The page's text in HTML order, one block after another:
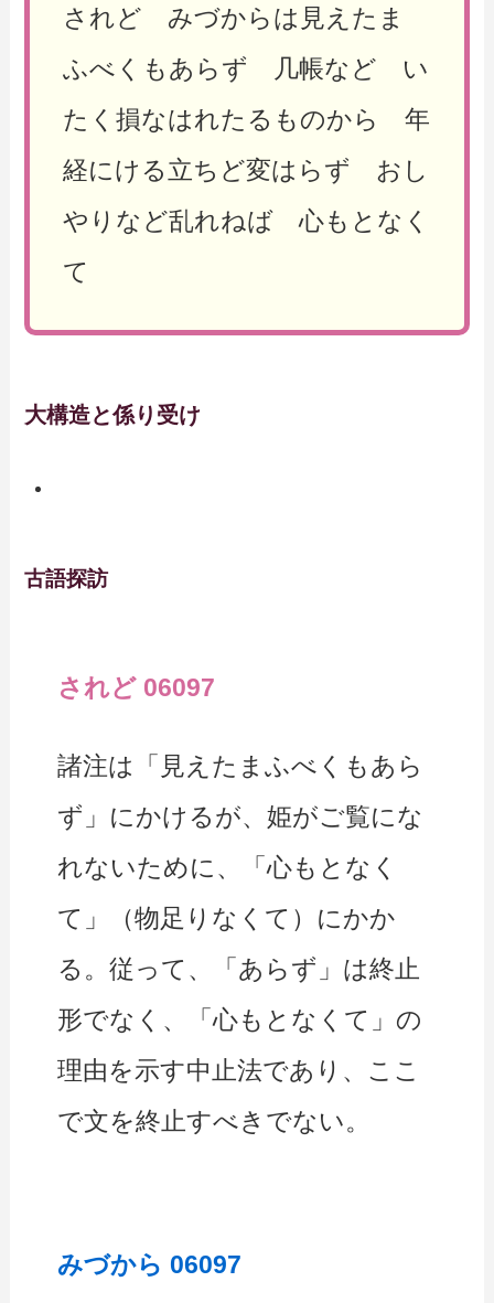
されど みづからは見えたま
ふべくもあらず 几帳など い
たく損なはれたるものから 年
経にける立ちど変はらず おし
やりなど乱れねば 心もとなく
て
大構造と係り受け
古語探訪
されど 06097
諸注は「見えたまふべくもあら
ず」にかけるが、姫がご覧にな
れないために、「心もとなく
て」（物足りなくて）にかか
る。従って、「あらず」は終止
形でなく、「心もとなくて」の
理由を示す中止法であり、ここ
で文を終止すべきでない。
みづから 06097